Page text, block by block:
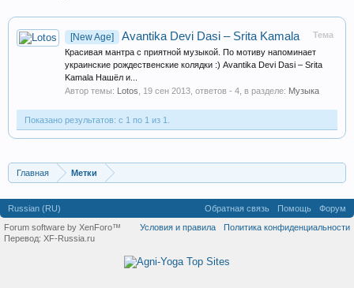
Тема
[New Age] Avantika Devi Dasi – Srita Kamala
Красивая мантра с приятной музыкой. По мотиву напоминает
украинские рождественские колядки :) Avantika Devi Dasi – Srita
Kamala Нашёл и...
Автор темы: Lotos 19 сен 2013 , ответов - 4, в разделе: Музыка
Показано результатов: с 1 по 1 из 1.
Главная Метки
Russian (RU) Обратная связь Помощь
Форум
Условия и правила
Политика конфиденциальности
Forum software by XenForo™
Перевод: XF-Russia.ru